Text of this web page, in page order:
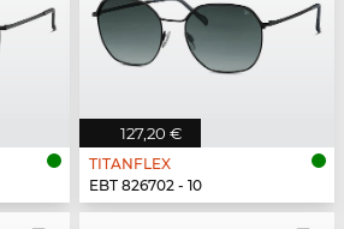
127,20 €
TITANFLEX
EBT 826702 - 10